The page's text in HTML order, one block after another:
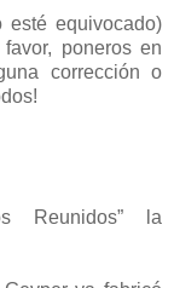
equivocado)
poneros en
corrección o
Reunidos” la